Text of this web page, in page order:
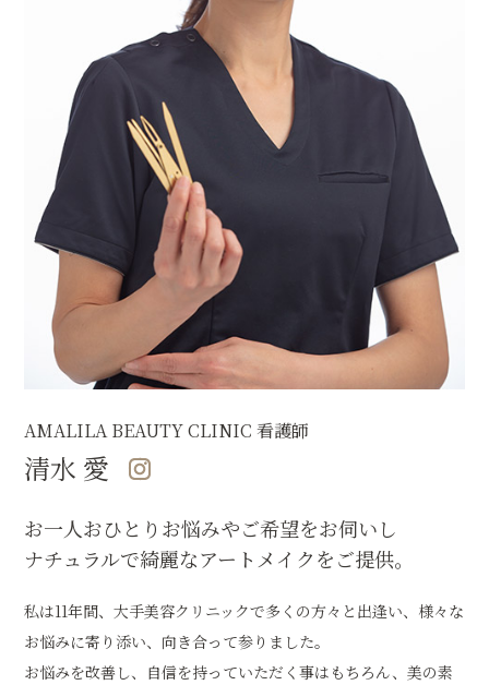
AMALILA BEAUTY CLINIC 看護師
清水 愛
お一人おひとりお悩みやご希望をお伺いし
ナチュラルで綺麗なアートメイクをご提供。
私は11年間、大手美容クリニックで多くの方々と出逢い、様々な
お悩みに寄り添い、向き合って参りました。
お悩みを改善し、自信を持っていただく事はもちろん、美の素